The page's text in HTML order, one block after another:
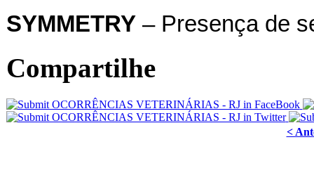
SYMMETRY– Presença de
Compartilhe
<